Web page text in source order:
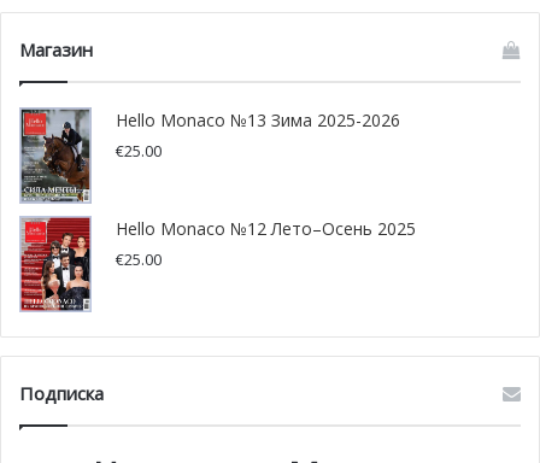
Магазин
Hello Monaco №13 Зима 2025-2026
€25.00
Hello Monaco №12 Лето–Осень 2025
€25.00
Подписка